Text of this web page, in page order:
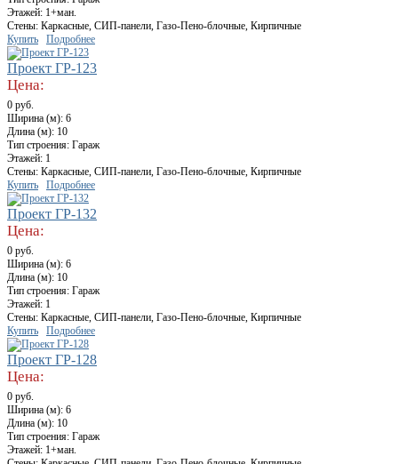
Этажей: 1+ман.
Стены: Каркасные, СИП-панели, Газо-Пено-блочные, Кирпичные
Купить
Подробнее
Проект ГР-123
Цена:
0 руб.
Ширина (м): 6
Длина (м): 10
Тип строения: Гараж
Этажей: 1
Стены: Каркасные, СИП-панели, Газо-Пено-блочные, Кирпичные
Купить
Подробнее
Проект ГР-132
Цена:
0 руб.
Ширина (м): 6
Длина (м): 10
Тип строения: Гараж
Этажей: 1
Стены: Каркасные, СИП-панели, Газо-Пено-блочные, Кирпичные
Купить
Подробнее
Проект ГР-128
Цена:
0 руб.
Ширина (м): 6
Длина (м): 10
Тип строения: Гараж
Этажей: 1+ман.